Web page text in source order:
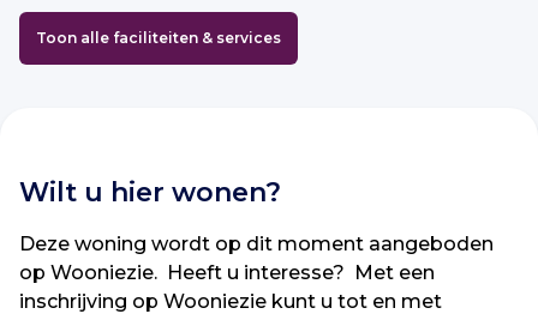
Toon alle faciliteiten & services
Wilt u hier wonen?
Deze woning wordt op dit moment aangeboden
op Wooniezie. Heeft u interesse? Met een
inschrijving op Wooniezie kunt u tot en met